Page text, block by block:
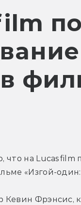
что на Lucasfilm
«Изгой-
Кевин Фрэнсис,